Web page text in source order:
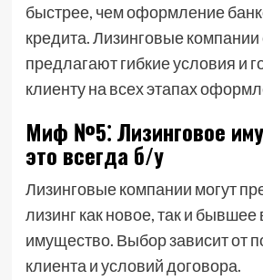
быстрее, чем оформление
кредита. Лизинговые
предлагают гибкие условия и
клиенту на всех этапах
Миф №5⁚ Лизинговое
это всегда б/у
Лизинговые компании могут
лизинг как новое, так и бывшее
имущество. Выбор зависит от
клиента и условий договора.